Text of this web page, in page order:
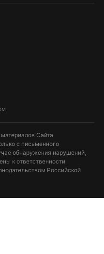
Сайта
с письменного
обнаружения нарушений,
к ответственности
Российской